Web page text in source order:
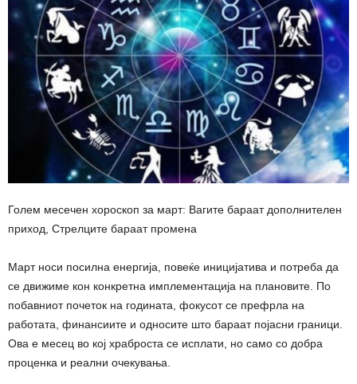
Голем месечен хороскоп за март: Вагите бараат дополнителен
приход, Стрелците бараат промена
Март носи посилна енергија, повеќе иницијатива и потреба да
се движиме кон конкретна имплементација на плановите. По
побавниот почеток на годината, фокусот се префрла на
работата, финансиите и односите што бараат појасни граници.
Ова е месец во кој храброста се исплати, но само со добра
проценка и реални очекувања.